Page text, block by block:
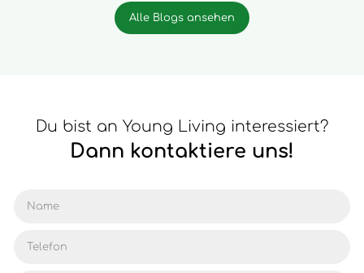
Alle Blogs ansehen
Du bist an Young Living interessiert?
Dann kontaktiere uns!